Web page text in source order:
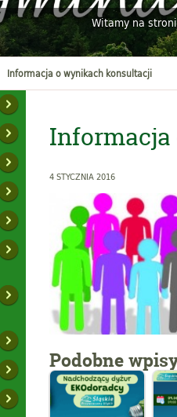
Witamy na
Informacja o wynikach konsultacji
4 STYCZNIA 2016
Podobne